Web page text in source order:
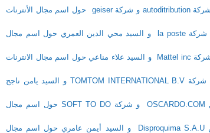
الوكالة الوطنية
الوكالة الوطنية للسلامة
الوكالة الوطنية للمصادقة
المركز الوطني
التونسية للانترنات
الحكم التحكيمي عدد 22 الصادر بخصوص النزاع بين شركة autoditribution و شركة geiser حول اسم مجال الأنترنات
الحكم التحكيمي عدد 23 الصادر بخصوص النزاع بين شركة la poste و السيد محي الدين العمري حول اسم مجال
الحكم التحكيمي عدد 24 الصادر بخصوص النزاع بين شركة Mattel inc و السيد علاء مناعي حول اسم مجال الانترنات
الحكم التحكيمي عدد 25 الصادر بخصوص النزاع بين شركة TOMTOM INTERNATIONAL B.V و السيد يامن ناجح
الحكم التحكيمي عدد 26 الصادر بخصوص النزاع بين OSCARDO.COM و شركة SOFT TO DO حول اسم مجال
الحكم التحكيمي عدد 27 الصادر بخصوص النزاع بين Disproquima S.A.U و السيد أيمن عامري حول اسم مجال